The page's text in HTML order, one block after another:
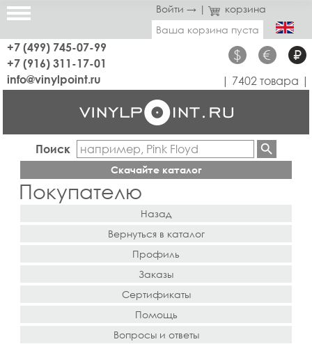
Войти → |
корзина
Ваша корзина пуста
+7 (499) 745-07-99
+7 (916) 311-17-01
$ € ₽
info@vinylpoint.ru | 7402 товара |
Поиск
Скачайте каталог
Покупателю
Назад
Вернуться в каталог
Профиль
Заказы
Сертификаты
Помощь
Вопросы и ответы